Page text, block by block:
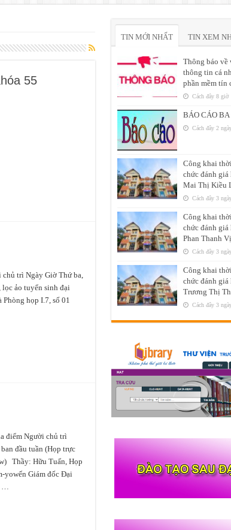
55
trì Ngày Giờ Thứ ba,
ảo tuyển sinh đại
họp I.7, số 01
Người chủ trì
đầu tuần (Họp trực
Thầy: Hữu Tuấn, Họp
yowến Giám đốc Đại
TIN MỚI NHẤT TIN XEM
Thông báo về
thông tin cá
phần mềm tín
Cách đây 8 giờ
BÁO CÁO
Cách đây 2
Công khai
chức đánh giá
Mai Thị Kiều
Cách đây 3
Công khai
chức đánh giá
Phan Thanh
Cách đây 3
Công khai
chức đánh giá
Trương Thị
Cách đây 3